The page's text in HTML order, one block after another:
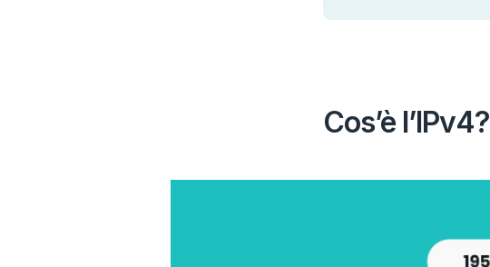
Cos’è l’IPv4?